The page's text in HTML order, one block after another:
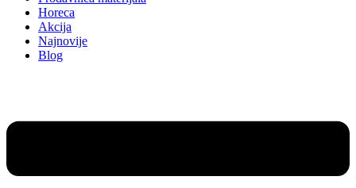
Horeca
Akcija
Najnovije
Blog